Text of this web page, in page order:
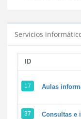
Servicios
ID
17 Aulas
37 Consultas e